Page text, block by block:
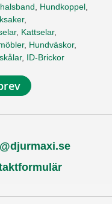
, Hundkoppel,
,
, Kattselar,
, Hundväskor,
, ID-Brickor